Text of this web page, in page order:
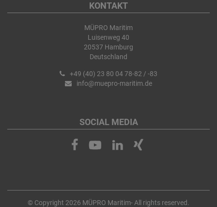
KONTAKT
MÜPRO Maritim
Luisenweg 40
20537 Hamburg
Deutschland
+49 (40) 23 80 04 78-82 / -83
info@muepro-maritim.de
SOCIAL MEDIA
© Copyright 2026 MÜPRO Maritim- All rights reserved.